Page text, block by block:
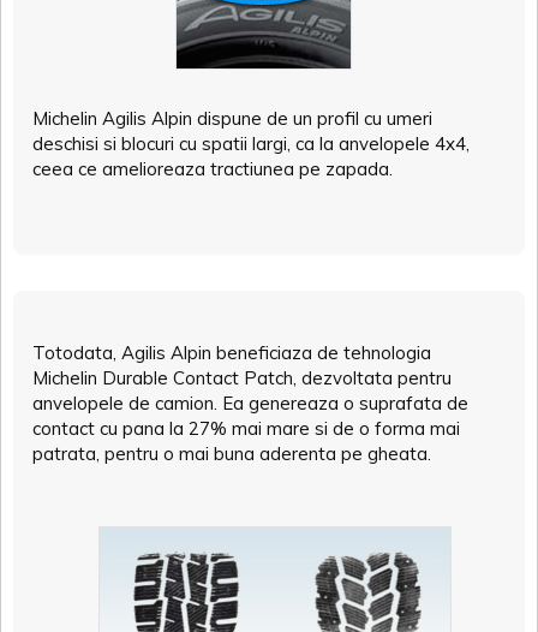
Michelin Agilis Alpin dispune de un profil cu umeri
deschisi si blocuri cu spatii largi, ca la anvelopele 4x4,
ceea ce amelioreaza tractiunea pe zapada.
Totodata, Agilis Alpin beneficiaza de tehnologia
Michelin Durable Contact Patch, dezvoltata pentru
anvelopele de camion. Ea genereaza o suprafata de
contact cu pana la 27% mai mare si de o forma mai
patrata, pentru o mai buna aderenta pe gheata.